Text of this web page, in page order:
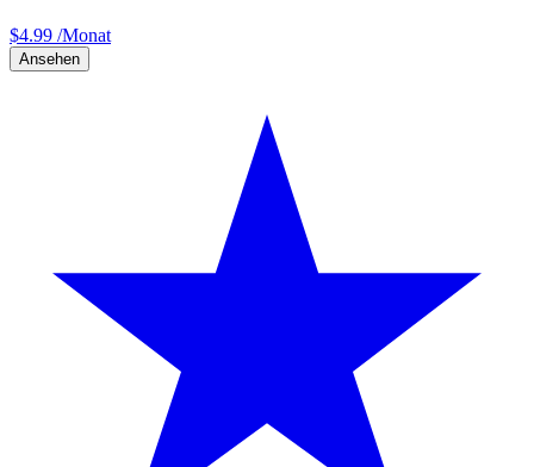
$4.99 /Monat
Ansehen